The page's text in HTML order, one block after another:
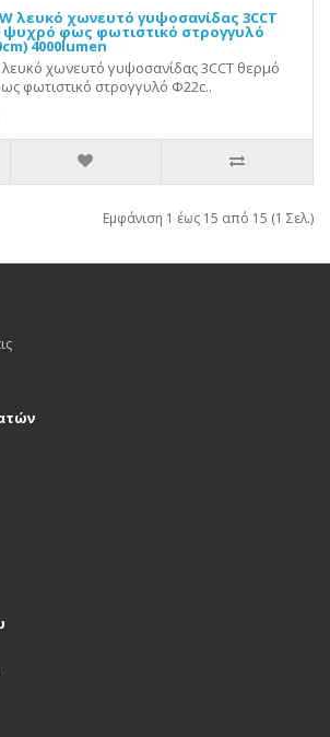
λευκό χωνευτό γυψοσανίδας 3CCT
ψυχρό φως φωτιστικό στρογγυλό
4000lumen
χωνευτό γυψοσανίδας 3CCT θερμό
φωτιστικό στρογγυλό Φ22c..
Εμφάνιση 1 έως 15 από 15 (1 Σελ.)